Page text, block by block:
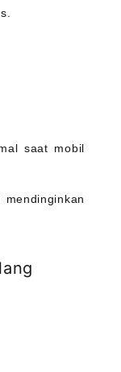
saat mobil